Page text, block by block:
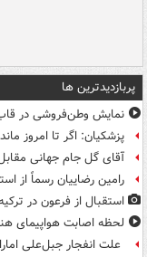
پربازدیدترین ها
نمایش وطن‌فروشی در
پزشکیان: اگر تا امروز
آقای گل جام جهانی
رامین رضاییان رسماً از
استقبال از فرعون در
لحظه اصابت هواپیمای
علت انفجار جبل‌علی